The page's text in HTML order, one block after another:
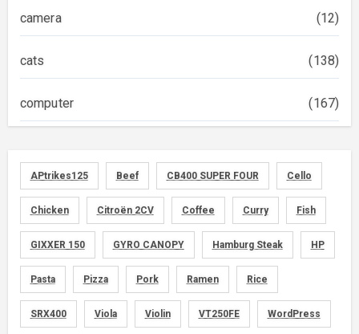
camera (12)
cats (138)
computer (167)
foods (155)
graphics (134)
memo
motorcycle (149)
APtrikes125 Beef CB400 SUPER FOUR Cello
Chicken Citroën 2CV Coffee Curry Fish
GIXXER 150 GYRO CANOPY Hamburg Steak HP
Pasta Pizza Pork Ramen Rice
SRX400 Viola Violin VT250FE WordPress